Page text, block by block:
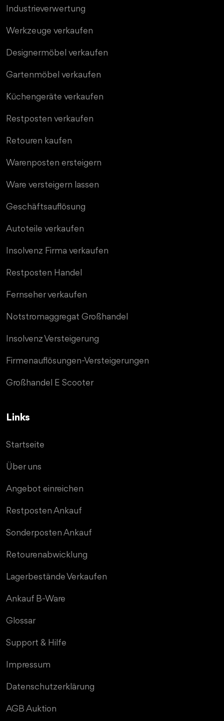
Industrieverwertung
Werkzeuge verkaufen
Designermöbel verkaufen
Gartenmöbel verkaufen
Küchengeräte verkaufen
Restposten verkaufen
Retouren kaufen
Warenposten ersteigern
Ware versteigern lassen
Geschäftsauflösung
Autoteile verkaufen
Insolvenz Firma verkaufen
Restposten Handel
Fernseher verkaufen
Notstromaggregat Großhandel
Insolvenz Versteigerung
Firmenauflösungen-Versteigerungen
Großhandel E Scooter
Links
Startseite
Über uns
Angebot einreichen
Restposten Ankauf
Sonderposten Ankauf
Retourenabwicklung
Lagerbestände Verkaufen
Ankauf B-Ware
Glossar
Support & Hilfe
Impressum
Datenschutzerklärung
AGB Auktion
MD TRADE Support